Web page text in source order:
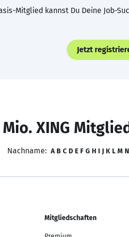
Mitglied kannst Du Deine Job-
Jetzt
Mio. XING
Nachname: A B C D E F G H I J K L M N
Mitgliedschaften